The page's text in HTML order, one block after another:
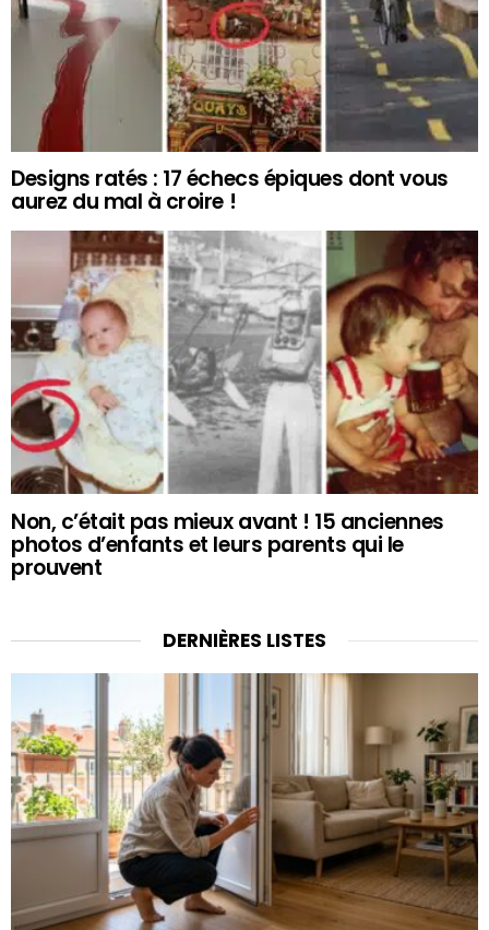
Designs ratés : 17 échecs épiques dont vous
aurez du mal à croire !
Non, c’était pas mieux avant ! 15 anciennes
photos d’enfants et leurs parents qui le
prouvent
DERNIÈRES LISTES